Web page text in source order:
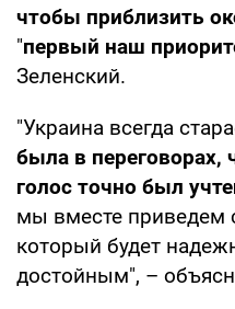
чтобы приблизить
"первый наш
Зеленский.
"Украина всегда
была в переговорах,
голос точно был
мы вместе приведем
который будет
достойным", –